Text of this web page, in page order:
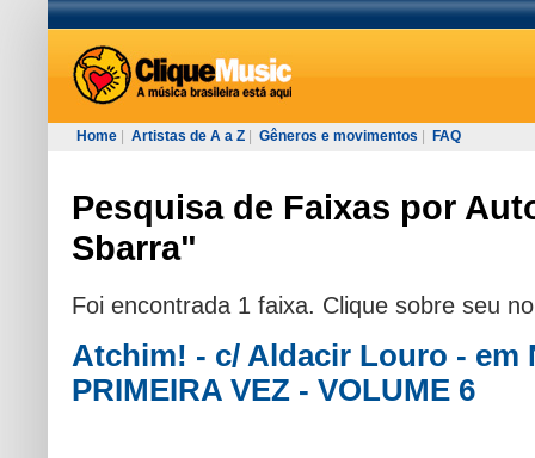
Home Artistas de A a Z Gêneros e movimentos FAQ
Pesquisa de Faixas por
Sbarra"
Foi encontrada 1 faixa. Clique sobre seu
Atchim! - c/ Aldacir Louro - em
PRIMEIRA VEZ - VOLUME 6